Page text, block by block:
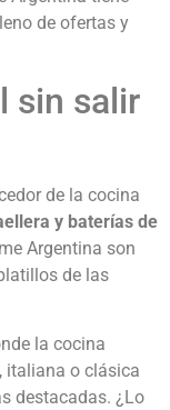
de ofertas y
sin salir
de la cocina
y baterías de
Argentina son
de las
la cocina
italiana o clásica
destacadas. ¿Lo